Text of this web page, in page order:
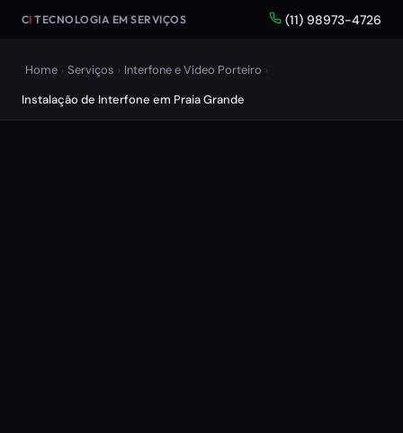
CI TECNOLOGIA EM SERVIÇOS (11) 98973-4726
Home › Serviços › Interfone e Vídeo Porteiro ›
Instalação de Interfone em Praia Grande